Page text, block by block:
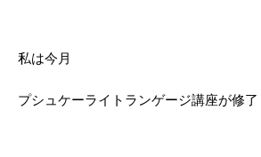
私は今月
プシュケーライトランゲージ講座が修了